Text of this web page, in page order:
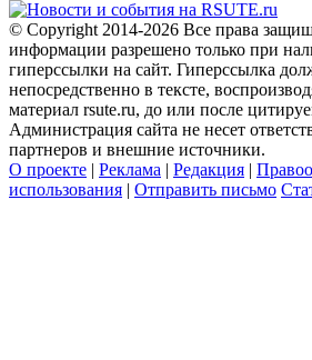
© Copyright 2014-2026 Все права
информации разрешено только при
гиперссылки на сайт. Гиперссылка
непосредственно в тексте,
материал rsute.ru, до или после
Администрация сайта не несет
партнеров и внешние источники.
О проекте | Реклама | Редакция |
использования | Отправить письмо